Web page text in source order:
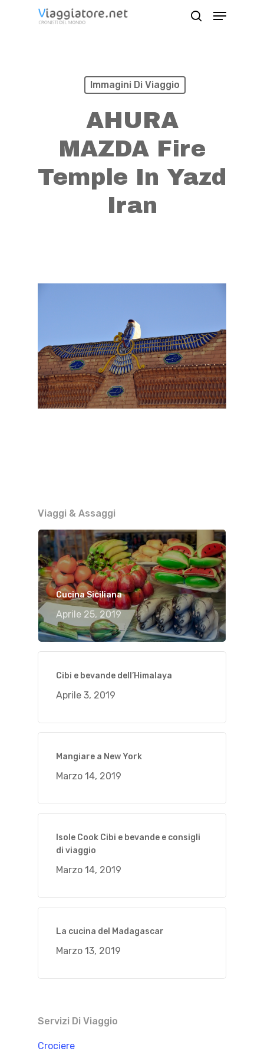
Menu
Immagini Di Viaggio
AHURA
MAZDA Fire
Temple In Yazd
Iran
Viaggi & Assaggi
Cucina Siciliana
Aprile 25, 2019
Cibi e bevande dell’Himalaya
Aprile 3, 2019
Mangiare a New York
Marzo 14, 2019
Isole Cook Cibi e bevande e consigli
di viaggio
Marzo 14, 2019
La cucina del Madagascar
Marzo 13, 2019
Servizi Di Viaggio
Crociere